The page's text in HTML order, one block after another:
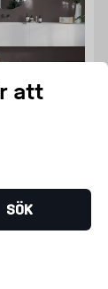
att
SÖK
Milano